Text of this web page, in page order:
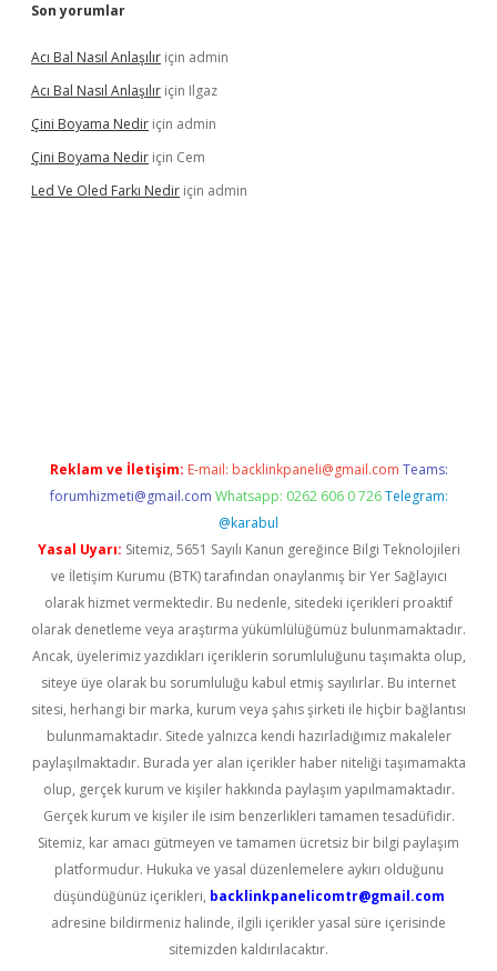
Son yorumlar
Acı Bal Nasıl Anlaşılır için admin
Acı Bal Nasıl Anlaşılır için Ilgaz
Çini Boyama Nedir için admin
Çini Boyama Nedir için Cem
Led Ve Oled Farkı Nedir için admin
Reklam ve İletişim: E-mail: backlinkpaneli@gmail.com Teams:
forumhizmeti@gmail.com Whatsapp: 0262 606 0 726 Telegram:
@karabul
Yasal Uyarı: Sitemiz, 5651 Sayılı Kanun gereğince Bilgi Teknolojileri
ve İletişim Kurumu (BTK) tarafından onaylanmış bir Yer Sağlayıcı
olarak hizmet vermektedir. Bu nedenle, sitedeki içerikleri proaktif
olarak denetleme veya araştırma yükümlülüğümüz bulunmamaktadır.
Ancak, üyelerimiz yazdıkları içeriklerin sorumluluğunu taşımakta olup,
siteye üye olarak bu sorumluluğu kabul etmiş sayılırlar. Bu internet
sitesi, herhangi bir marka, kurum veya şahıs şirketi ile hiçbir bağlantısı
bulunmamaktadır. Sitede yalnızca kendi hazırladığımız makaleler
paylaşılmaktadır. Burada yer alan içerikler haber niteliği taşımamakta
olup, gerçek kurum ve kişiler hakkında paylaşım yapılmamaktadır.
Gerçek kurum ve kişiler ile isim benzerlikleri tamamen tesadüfidir.
Sitemiz, kar amacı gütmeyen ve tamamen ücretsiz bir bilgi paylaşım
platformudur. Hukuka ve yasal düzenlemelere aykırı olduğunu
düşündüğünüz içerikleri, backlinkpanelicomtr@gmail.com
adresine bildirmeniz halinde, ilgili içerikler yasal süre içerisinde
sitemizden kaldırılacaktır.